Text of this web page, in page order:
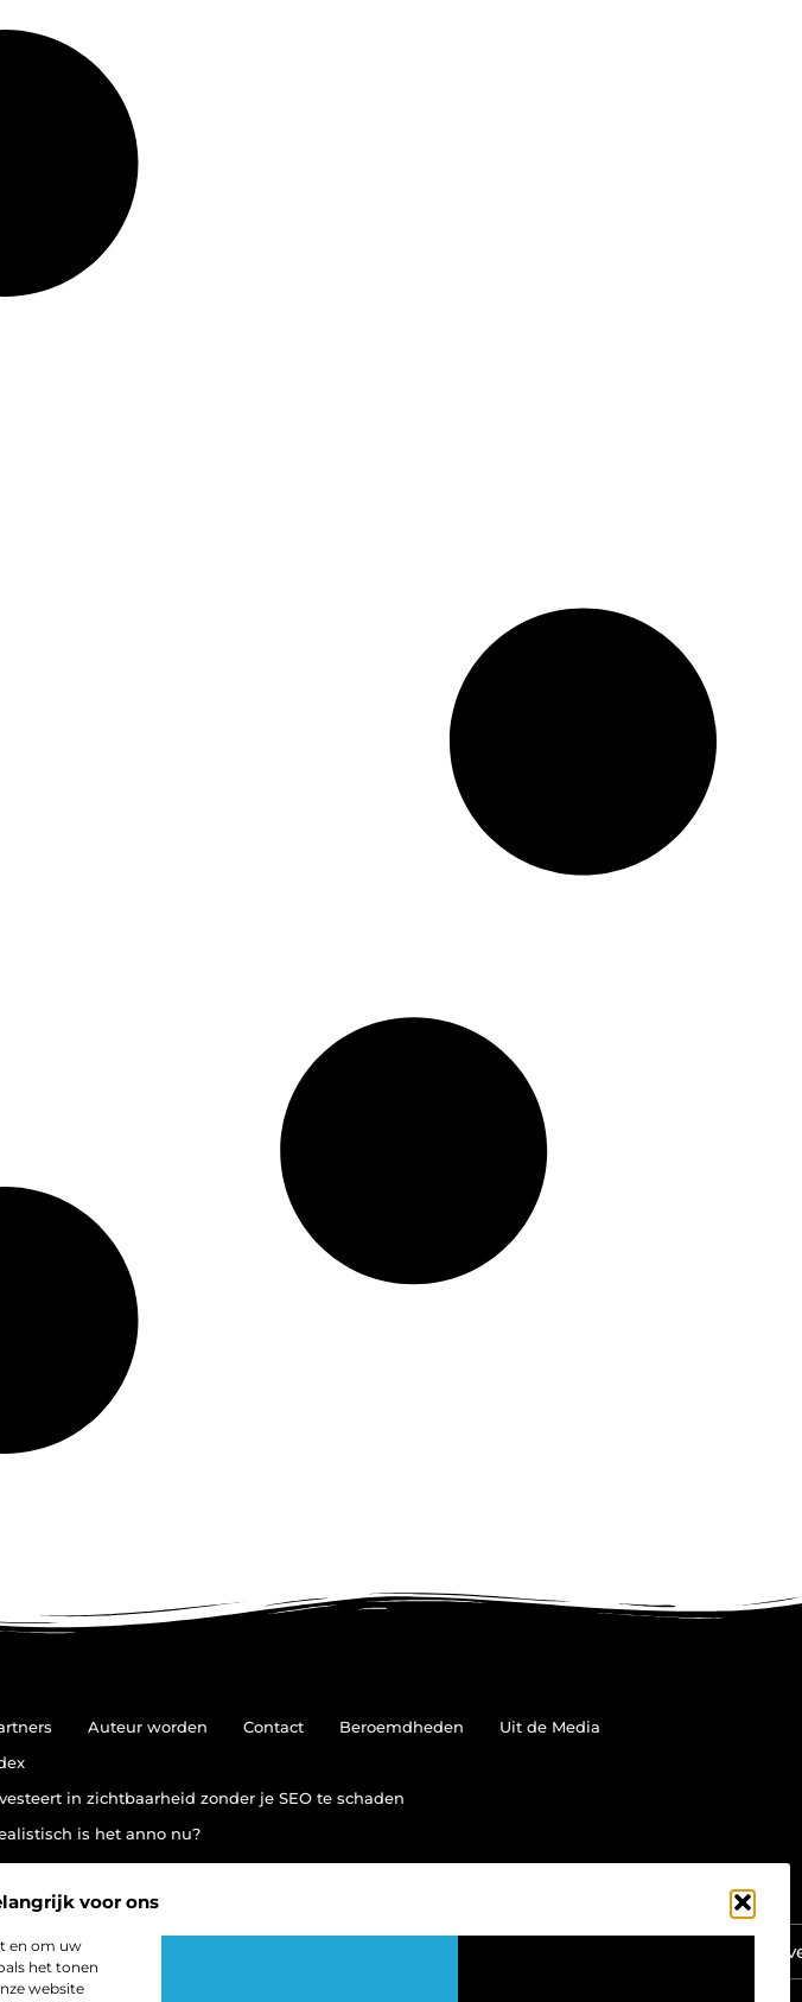
voor ons
en om uw
het tonen
website
Ga Naar
Auteur worden Contact Beroemdheden
Uit de Media
in zichtbaarheid zonder je SEO te schaden
is het anno nu?